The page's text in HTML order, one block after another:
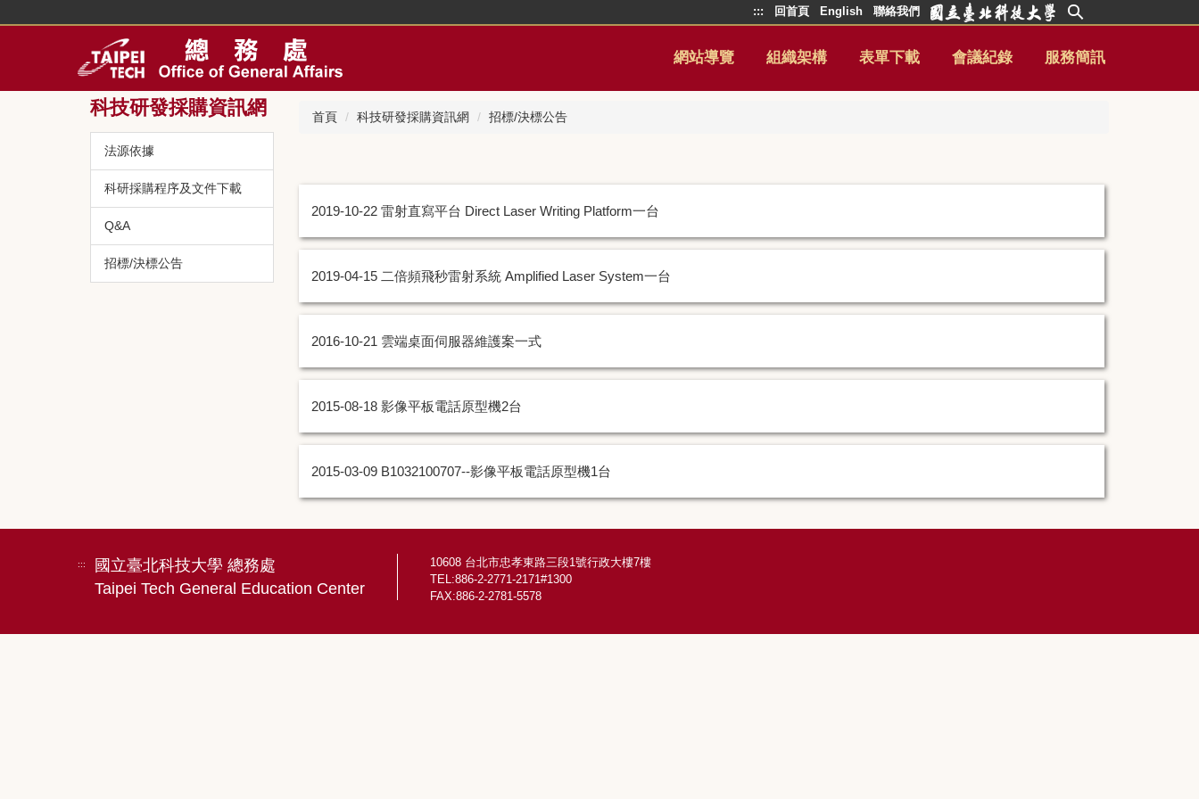
::: 回首頁 English 聯絡我們
網站導覽 組織架構 表單下載 會議紀錄 服務簡訊
科技研發採購資訊網
法源依據
科研採購程序及文件下載
Q&A
招標/決標公告
首頁 科技研發採購資訊網 招標/決標公告
2019-10-22 雷射直寫平台 Direct Laser Writing Platform一台
2019-04-15 二倍頻飛秒雷射系統 Amplified Laser System一台
2016-10-21 雲端桌面伺服器維護案一式
2015-08-18 影像平板電話原型機2台
2015-03-09 B1032100707--影像平板電話原型機1台
:::
國立臺北科技大學 總務處
Taipei Tech General Education Center
10608 台北市忠孝東路三段1號行政大樓7樓
TEL:886-2-2771-2171#1300
FAX:886-2-2781-5578